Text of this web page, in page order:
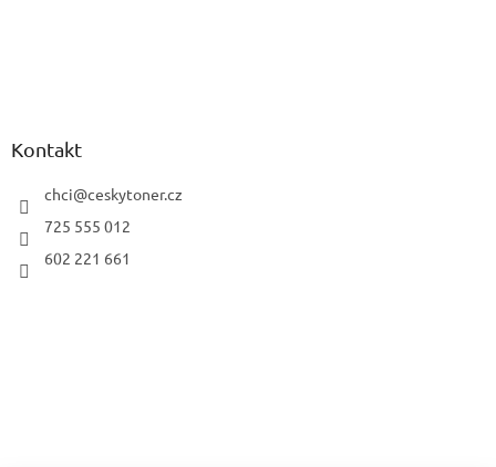
Kontakt
chci@ceskytoner.cz
725 555 012
602 221 661